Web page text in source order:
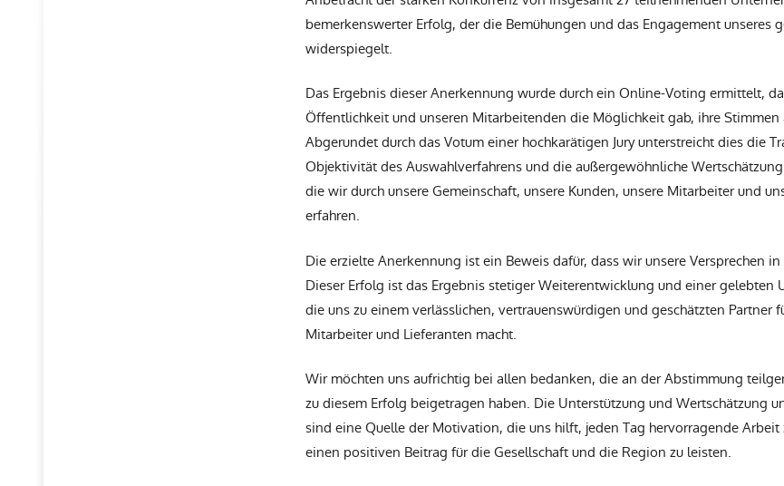
bemerkenswerter Erfolg, der die Bemühungen und das Engagement unseres
widerspiegelt.
Das Ergebnis dieser Anerkennung wurde durch ein Online-Voting ermittelt,
Öffentlichkeit und unseren Mitarbeitenden die Möglichkeit gab, ihre Stimmen
Abgerundet durch das Votum einer hochkarätigen Jury unterstreicht dies die
Objektivität des Auswahlverfahrens und die außergewöhnliche
die wir durch unsere Gemeinschaft, unsere Kunden, unsere Mitarbeiter und
erfahren.
Die erzielte Anerkennung ist ein Beweis dafür, dass wir unsere Versprechen
Dieser Erfolg ist das Ergebnis stetiger Weiterentwicklung und einer gelebten
die uns zu einem verlässlichen, vertrauenswürdigen und geschätzten Partner
Mitarbeiter und Lieferanten macht.
Wir möchten uns aufrichtig bei allen bedanken, die an der Abstimmung
zu diesem Erfolg beigetragen haben. Die Unterstützung und Wertschätzung
sind eine Quelle der Motivation, die uns hilft, jeden Tag hervorragende Arbeit
einen positiven Beitrag für die Gesellschaft und die Region zu leisten.